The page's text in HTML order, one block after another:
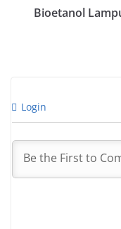
Bioetanol
Login